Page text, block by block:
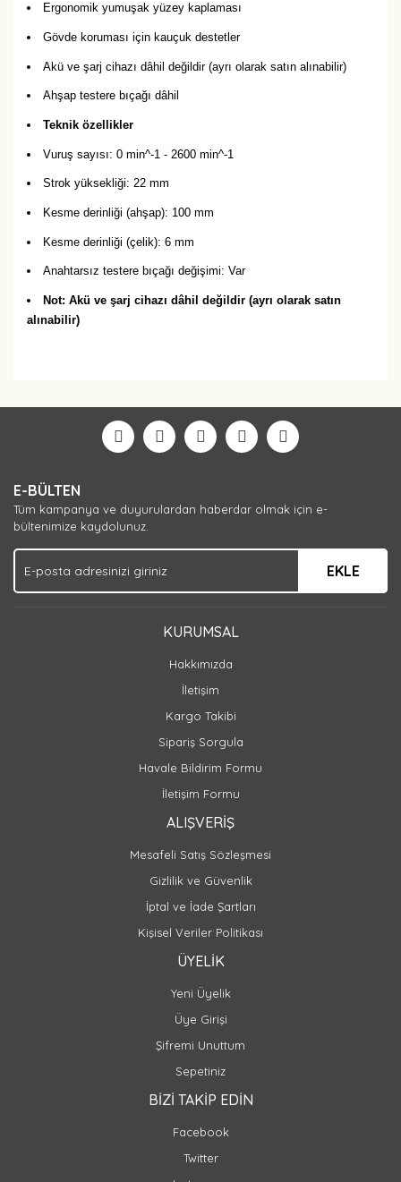
Ergonomik yumuşak yüzey kaplaması
Gövde koruması için kauçuk destetler
Akü ve şarj cihazı dâhil değildir (ayrı olarak satın alınabilir)
Ahşap testere bıçağı dâhil
Teknik özellikler
Vuruş sayısı: 0 min^-1 - 2600 min^-1
Strok yüksekliği: 22 mm
Kesme derinliği (ahşap): 100 mm
Kesme derinliği (çelik): 6 mm
Anahtarsız testere bıçağı değişimi: Var
Not: Akü ve şarj cihazı dâhil değildir (ayrı olarak satın
alınabilir)
Yorum Yaz
E-BÜLTEN
Tüm kampanya ve duyurulardan haberdar olmak için e-
bültenimize kaydolunuz.
EKLE
KURUMSAL
Hakkımızda
İletişim
Kargo Takibi
Sipariş Sorgula
Havale Bildirim Formu
İletişim Formu
ALIŞVERİŞ
Mesafeli Satış Sözleşmesi
Gizlilik ve Güvenlik
İptal ve İade Şartları
Kişisel Veriler Politikası
ÜYELİK
Yeni Üyelik
Üye Girişi
Şifremi Unuttum
Sepetiniz
BİZİ TAKİP EDİN
Facebook
Twitter